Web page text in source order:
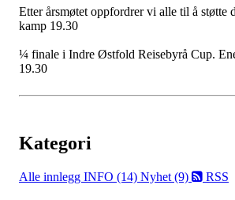
Etter årsmøtet oppfordrer vi alle til å støtte
kamp 19.30
¼ finale i Indre Østfold Reisebyrå Cup.
19.30
Kategori
Alle innlegg INFO (14) Nyhet (9) RSS